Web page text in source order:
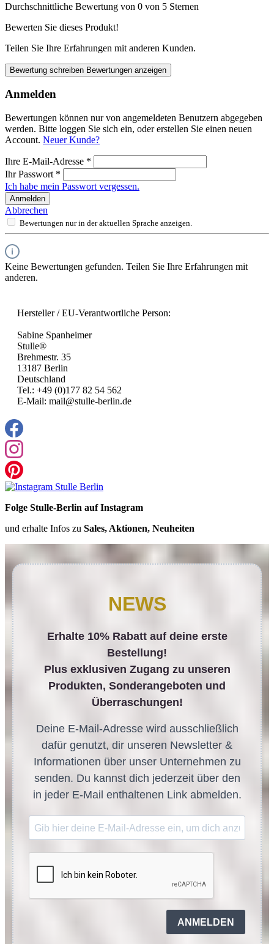
Durchschnittliche Bewertung von 0 von 5 Sternen
Bewerten Sie dieses Produkt!
Teilen Sie Ihre Erfahrungen mit anderen Kunden.
Bewertung schreiben Bewertungen anzeigen
Anmelden
Bewertungen können nur von angemeldeten Benutzern abgegeben
werden. Bitte loggen Sie sich ein, oder erstellen Sie einen neuen
Account. Neuer Kunde?
Ihre E-Mail-Adresse *
Ihr Passwort *
Ich habe mein Passwort vergessen.
Anmelden
Abbrechen
Bewertungen nur in der aktuellen Sprache anzeigen.
Keine Bewertungen gefunden. Teilen Sie Ihre Erfahrungen mit
anderen.
Hersteller / EU-Verantwortliche Person:
Sabine Spanheimer
Stulle®
Brehmestr. 35
13187 Berlin
Deutschland
Tel.: +49 (0)177 82 54 562
E-Mail: mail@stulle-berlin.de
Folge Stulle-Berlin auf Instagram
und erhalte Infos zu Sales, Aktionen, Neuheiten
NEWS
Erhalte 10% Rabatt auf deine erste
Bestellung!
Plus exklusiven Zugang zu unseren
Produkten, Sonderangeboten und
Überraschungen!
Deine E-Mail-Adresse wird ausschließlich
dafür genutzt, dir unseren Newsletter &
Informationen über unser Unternehmen zu
senden. Du kannst dich jederzeit über den
in jeder E-Mail enthaltenen Link abmelden.
ANMELDEN